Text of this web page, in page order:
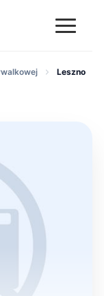
Leszno